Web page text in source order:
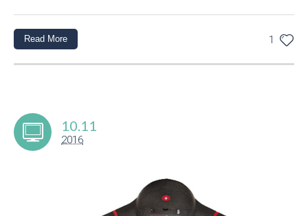
1
Read More
10.11
2016